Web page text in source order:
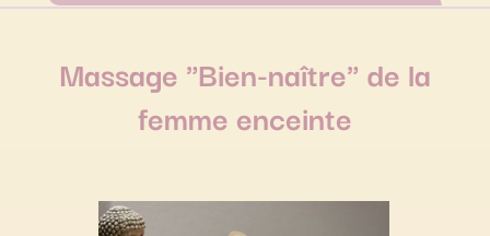
Massage "Bien-naître" de la
femme enceinte